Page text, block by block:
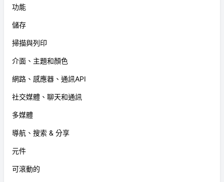
功能
儲存
掃描與列印
介面、主題和顏色
網路、感應器、通訊API
社交媒體、聊天和通訊
多媒體
導航、搜索 & 分享
元件
可滾動的